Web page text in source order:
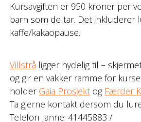
Kursavgiften er 950 kroner per
barn som deltar. Det inkluderer
kaffe/kakaopause.
Villstrå ligger nydelig til –
og gir en vakker ramme for
holder Gaia Prosjekt og Færder
Ta gjerne kontakt dersom du
Telefon Janne: 41445883 /